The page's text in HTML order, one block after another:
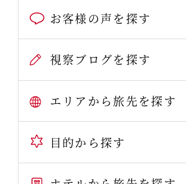
お客様の声を探す
視察ブログを探す
エリアから旅先を探す
目的から探す